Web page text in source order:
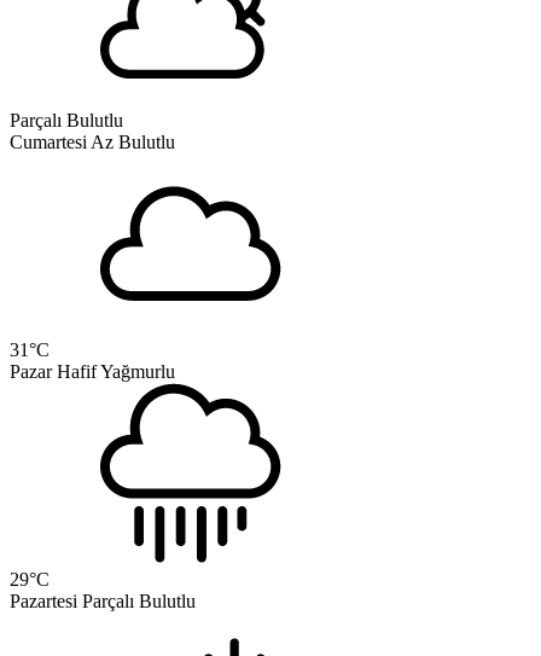
Parçalı Bulutlu
Cumartesi Az Bulutlu
31°C
Pazar Hafif Yağmurlu
29°C
Pazartesi Parçalı Bulutlu